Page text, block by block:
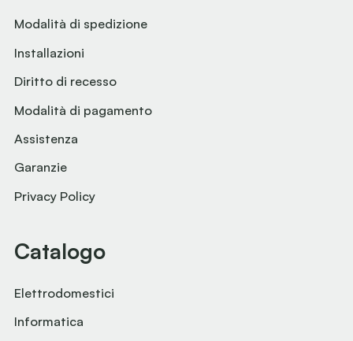
Modalità di spedizione
Installazioni
Diritto di recesso
Modalità di pagamento
Assistenza
Garanzie
Privacy Policy
Catalogo
Elettrodomestici
Informatica